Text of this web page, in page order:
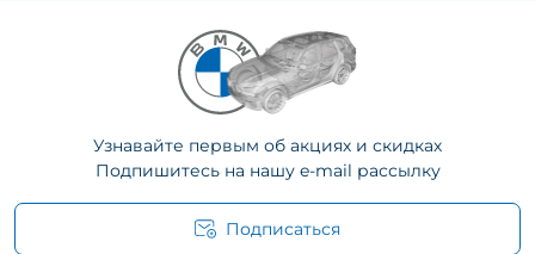
Узнавайте первым об акциях и скидках
Подпишитесь на нашу e-mail рассылку
Подписаться